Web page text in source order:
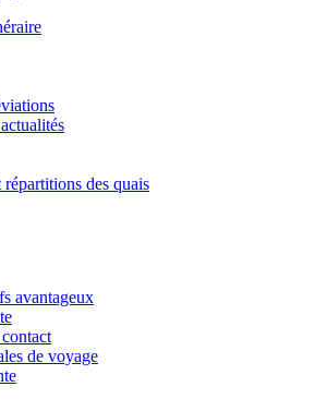
répartitions des quais
avantageux
de voyage